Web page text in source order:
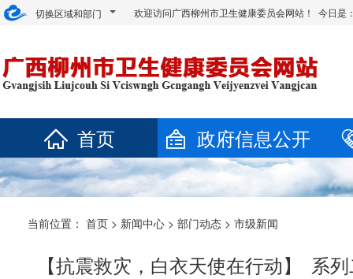
切换区域和部门 欢迎访问广西柳州市卫生健康委员会网站！ 今日是
首页 政府信息公开
当前位置： 首页 > 新闻中心 > 部门动态 > 市级新闻
【抗震救灾，白衣天使在行动】 系